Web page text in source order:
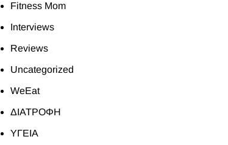
Fitness Mom
Interviews
Reviews
Uncategorized
WeEat
ΔΙΑΤΡΟΦΗ
ΥΓΕΙΑ